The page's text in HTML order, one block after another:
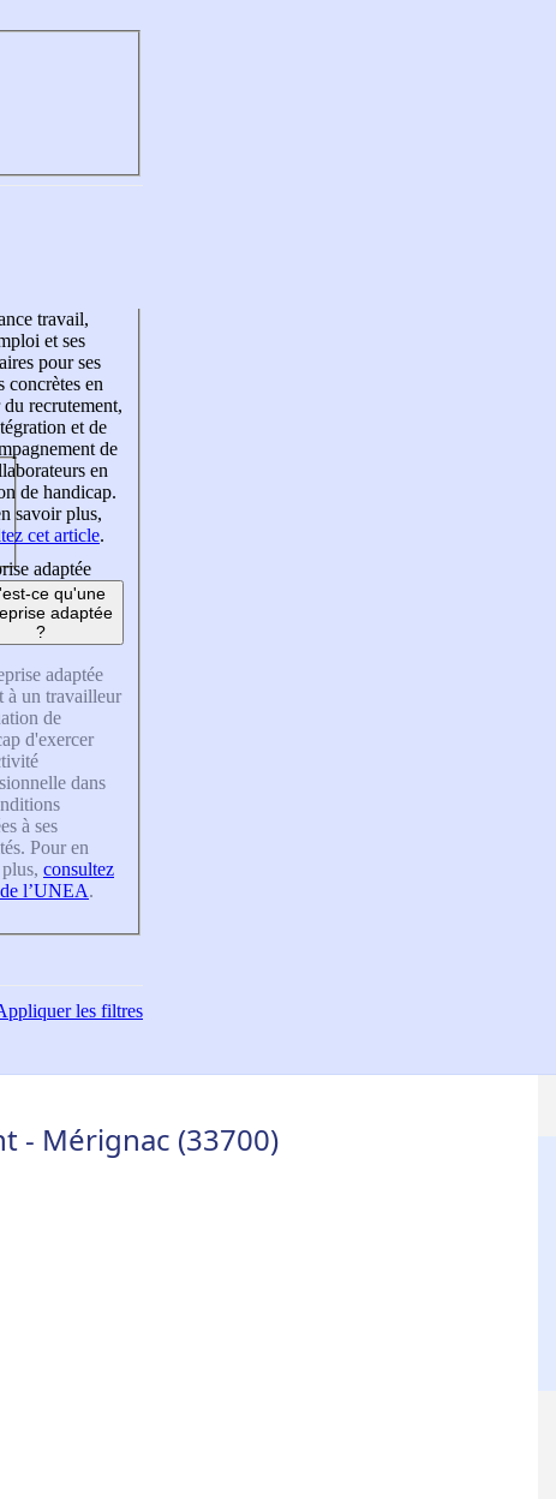
travail,
et ses
pour ses
concrètes en
recrutement,
et de
de
en
de handicap.
savoir plus,
cet article.
adaptée
ce qu'une
adaptée
?
adaptée
à un travailleur
de
d'exercer
dans
à ses
Pour en
consultez
l’UNEA.
les filtres
- Mérignac (33700)